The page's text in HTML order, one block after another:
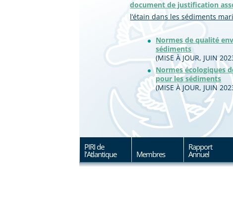
document de justification
l’étain dans les sédiments
Normes de qualité
sédiments
(MISE À JOUR, JUIN
Normes écologiques
pour les sédiments
(MISE À JOUR, JUIN
PIRI de
l’Atlantique Membres
Rapport
Annuel